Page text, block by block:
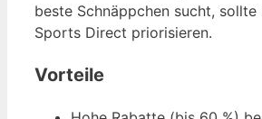
beste Schnäppchen sucht, sollte
Sports Direct priorisieren.
Vorteile